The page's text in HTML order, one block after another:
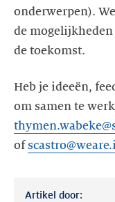
onderwerpen).
de
de toekomst.
Heb je ideeën,
om samen te
of
Artikel door: